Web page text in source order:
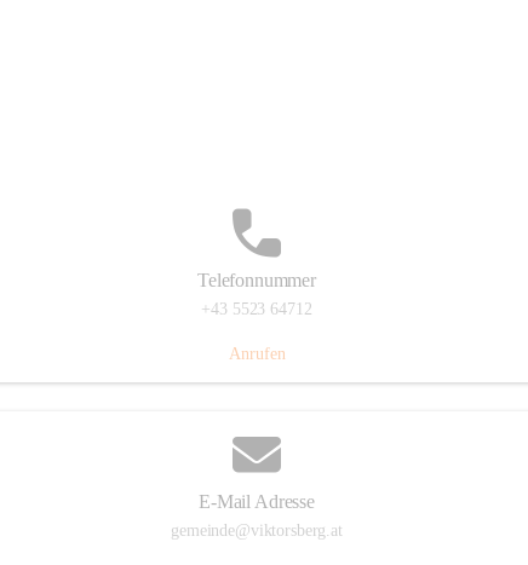
Telefonnummer
+43 5523 64712
Anrufen
E-Mail Adresse
gemeinde@viktorsberg.at